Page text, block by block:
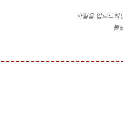
파일을 업로드하
불